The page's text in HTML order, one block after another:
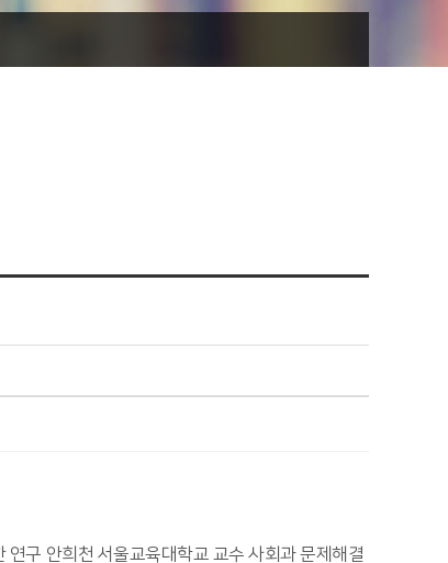
구 안희천 서울교육대학교 교수 사회과 문제해결